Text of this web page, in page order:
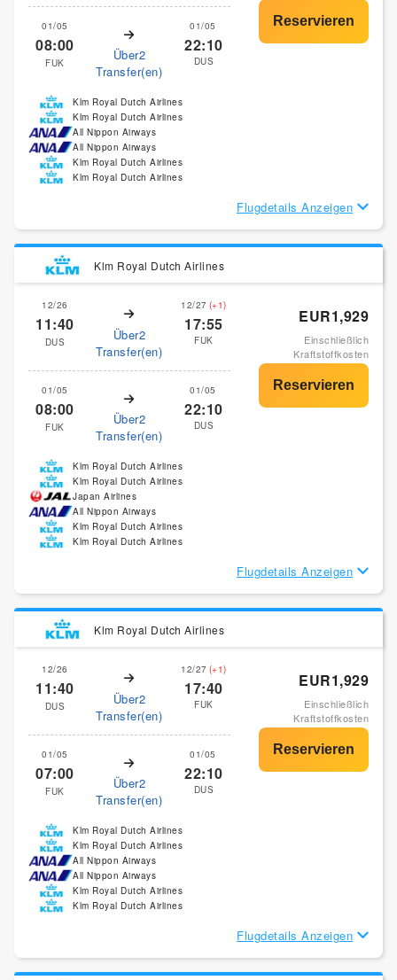
01/05
08:00
FUK
Über2
Transfer(en)
01/05
22:10
DUS
Klm Royal Dutch Airlines
Klm Royal Dutch Airlines
All Nippon Airways
All Nippon Airways
Klm Royal Dutch Airlines
Klm Royal Dutch Airlines
Flugdetails Anzeigen
Klm Royal Dutch Airlines
12/26
11:40
DUS
Über2
Transfer(en)
12/27 (+1)
17:55
FUK
01/05
08:00
FUK
Über2
Transfer(en)
01/05
22:10
DUS
EUR1,929
Einschließlich
Kraftstoffkosten
Klm Royal Dutch Airlines
Klm Royal Dutch Airlines
Japan Airlines
All Nippon Airways
Klm Royal Dutch Airlines
Klm Royal Dutch Airlines
Flugdetails Anzeigen
Klm Royal Dutch Airlines
12/26
11:40
DUS
Über2
Transfer(en)
12/27 (+1)
17:40
FUK
01/05
07:00
FUK
Über2
Transfer(en)
01/05
22:10
DUS
EUR1,929
Einschließlich
Kraftstoffkosten
Klm Royal Dutch Airlines
Klm Royal Dutch Airlines
All Nippon Airways
All Nippon Airways
Klm Royal Dutch Airlines
Klm Royal Dutch Airlines
Flugdetails Anzeigen